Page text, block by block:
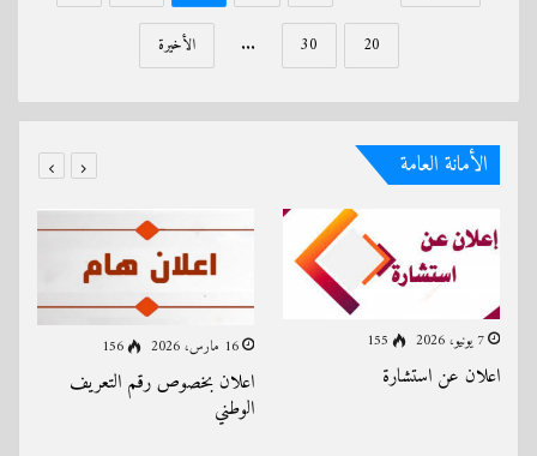
20
30
... الأخيرة
الأمانة العامة
7 يونيو، 2026 155
اعلان عن استشارة
16 مارس، 2026 156
اعلان بخصوص رقم التعريف
الوطني